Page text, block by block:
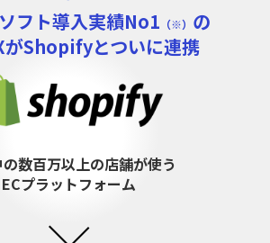
フト導入実績No1 （※） の
がShopifyとついに連携
数百万以上の店舗が使う
ECプラットフォーム